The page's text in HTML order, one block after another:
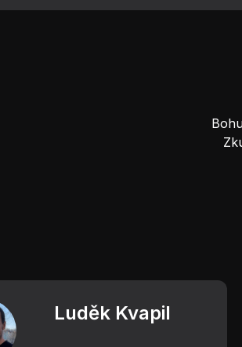
Luděk Kvapil